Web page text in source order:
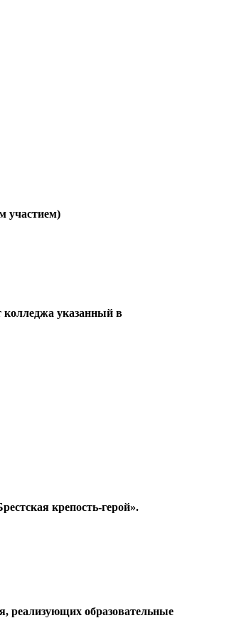
колледжа указанный в
крепость-герой».
реализующих образовательные